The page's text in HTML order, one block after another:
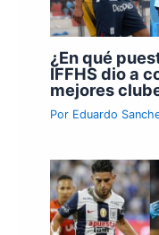
¿En qué
IFFHS dio a
mejores
Por Eduardo